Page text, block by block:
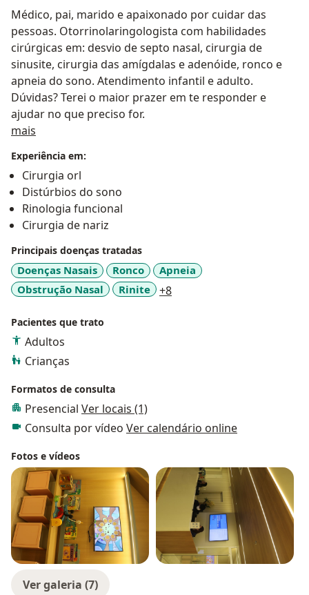
Médico, pai, marido e apaixonado por cuidar das
pessoas. Otorrinolaringologista com habilidades
cirúrgicas em: desvio de septo nasal, cirurgia de
sinusite, cirurgia das amígdalas e adenóide, ronco e
apneia do sono. Atendimento infantil e adulto.
Dúvidas? Terei o maior prazer em te responder e
ajudar no que preciso for.
mais
Experiência em:
Cirurgia orl
Distúrbios do sono
Rinologia funcional
Cirurgia de nariz
Principais doenças tratadas
Doenças Nasais Ronco
Apneia
Obstrução Nasal
Rinite +8a11y_sr_more_diseases
Pacientes que trato
Adultos
Crianças
Formatos de consulta
Presencial Ver locais (1)
Consulta por vídeo Ver calendário online
Fotos e vídeos
Ver galeria (7)